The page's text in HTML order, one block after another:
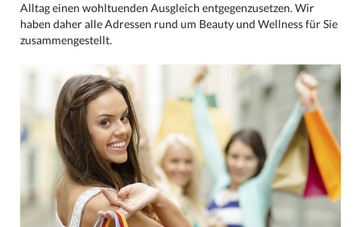
Alltag einen wohltuenden Ausgleich entgegenzusetzen. Wir
haben daher alle Adressen rund um Beauty und Wellness für Sie
zusammengestellt.